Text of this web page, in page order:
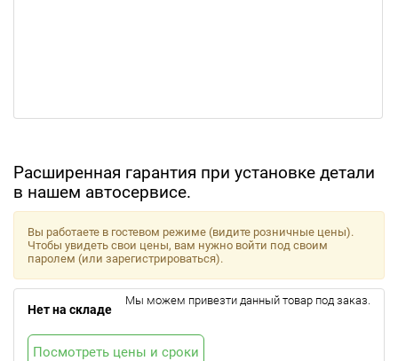
Расширенная гарантия при установке детали
в нашем автосервисе.
Вы работаете в гостевом режиме (видите розничные цены).
Чтобы увидеть свои цены, вам нужно войти под своим
паролем (или зарегистрироваться).
Нет на складе
Мы можем привезти данный товар под заказ.
Посмотреть цены и сроки